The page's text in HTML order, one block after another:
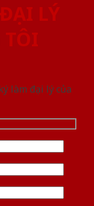
LÝ
TÔI
làm đại lý của